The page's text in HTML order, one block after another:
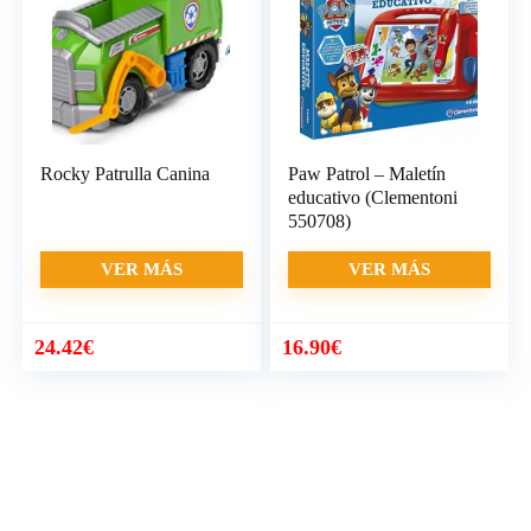
Rocky Patrulla Canina
VER MÁS
24.42€
Paw Patrol – Maletín
educativo (Clementoni
550708)
VER MÁS
16.90€